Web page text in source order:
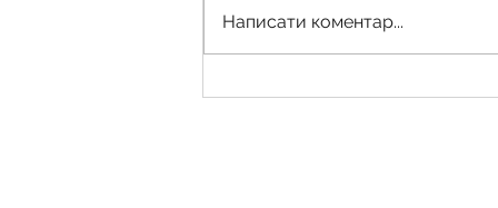
Написати коментар...